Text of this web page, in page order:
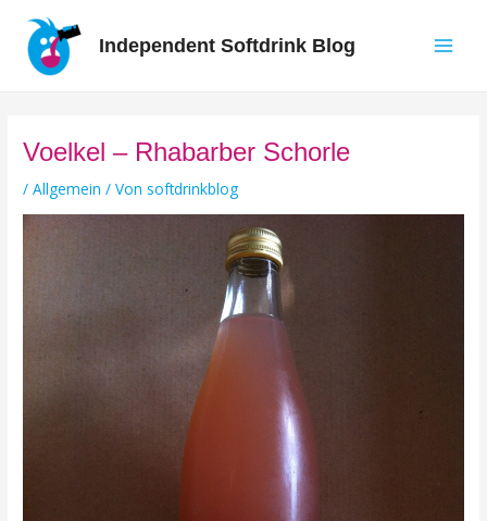
Inhalt
springen
Independent Softdrink Blog
Voelkel – Rhabarber Schorle
/Allgemein / Von softdrinkblog